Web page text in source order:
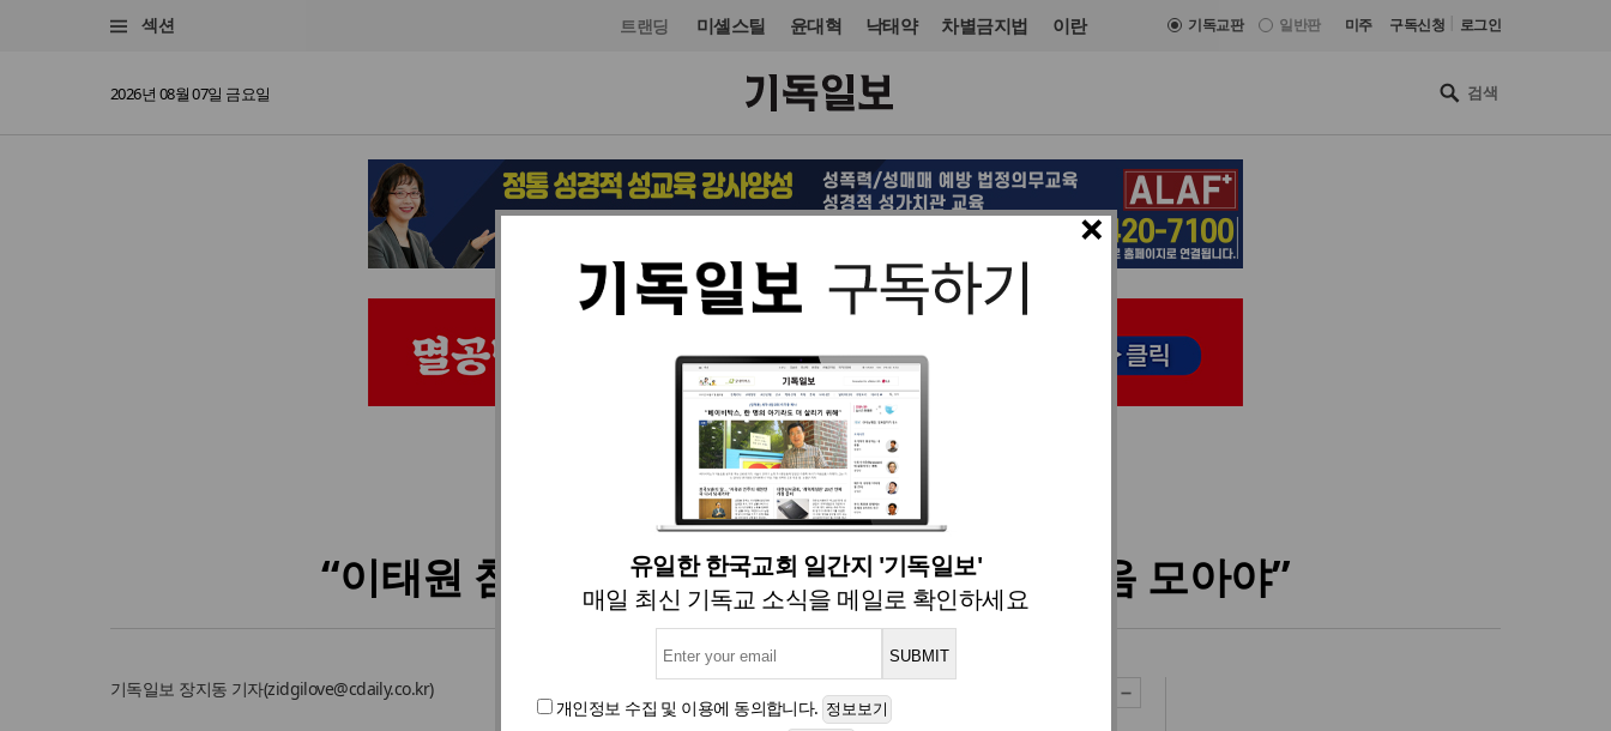
섹션 트랜딩 미셸스틸 윤대혁 낙태약 차별금지법 이란 기독교판 일반판 미주 구독신청 로그인
2026년 08월 07일 금요일
×
유일한 한국교회 일간지 '기독일보'
매일 최신 기독교 소식을 메일로 확인하세요
개인정보 수집 및 이용에 동의합니다.
교단/단체 입력 2022. 11. 03 15:29
“이태원 참사… 우리 사회 치유하는 일에 마음 모아야”
기독일보 장지동 기자(zidgilove@cdaily.co.kr)